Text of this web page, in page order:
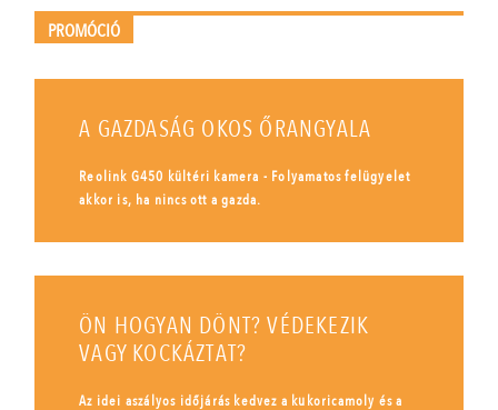
PROMÓCIÓ
A GAZDASÁG OKOS ŐRANGYALA
Reolink G450 kültéri kamera - Folyamatos felügyelet
akkor is, ha nincs ott a gazda.
ÖN HOGYAN DÖNT? VÉDEKEZIK
VAGY KOCKÁZTAT?
Az idei aszályos időjárás kedvez a kukoricamoly és a